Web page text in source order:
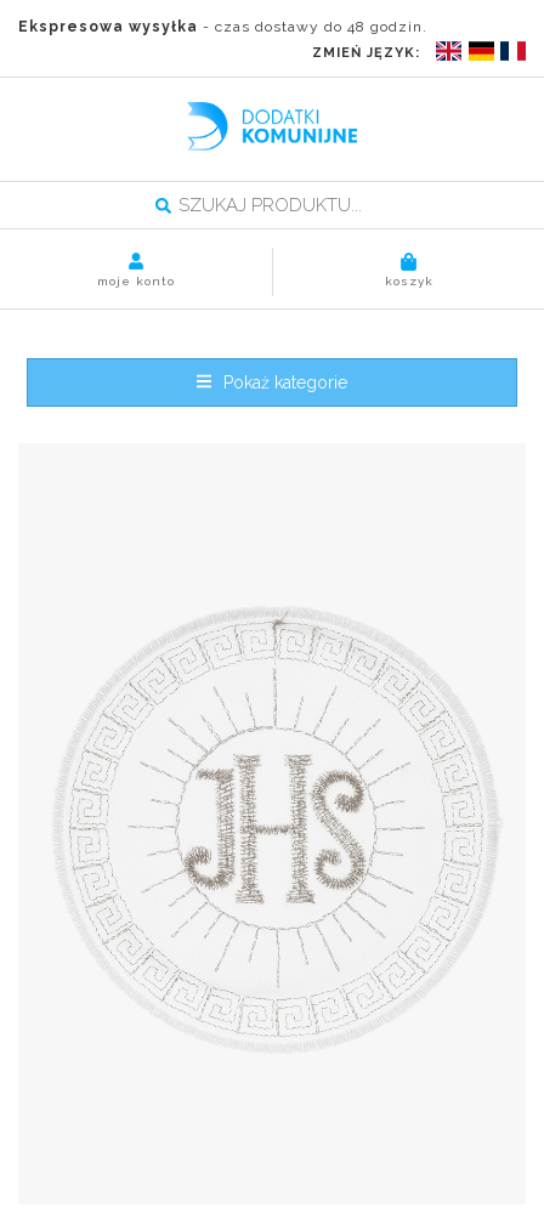
Ekspresowa wysyłka - czas dostawy do 48 godzin.
ZMIEŃ JĘZYK:
koszyk
moje konto
Pokaż kategorie